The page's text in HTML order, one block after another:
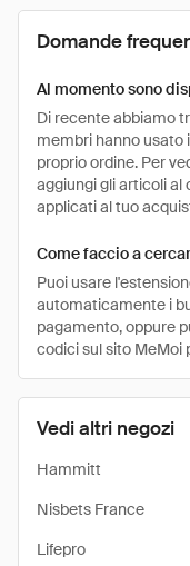
Vedi altri negozi
Hammitt
Nisbets France
Lifepro
Domande
Al momento sono
Di recente abbiamo
membri hanno usato
proprio ordine. Per
aggiungi gli articoli al
applicati al tuo
Come faccio a
Puoi usare
automaticamente i
pagamento, oppure
codici sul sito MeMoi